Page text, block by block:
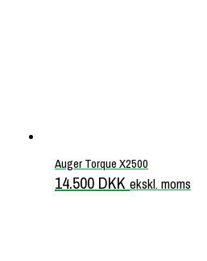
Auger Torque X2500
14.500 DKK ekskl. moms